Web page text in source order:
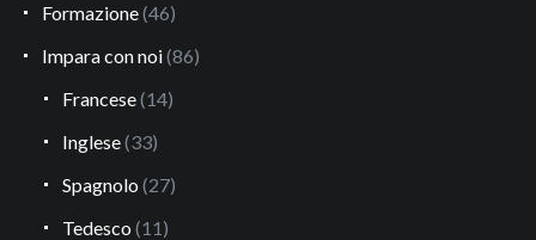
Formazione(46)
Impara con noi(86)
Francese(14)
Inglese(33)
Spagnolo (27)
Tedesco (11)